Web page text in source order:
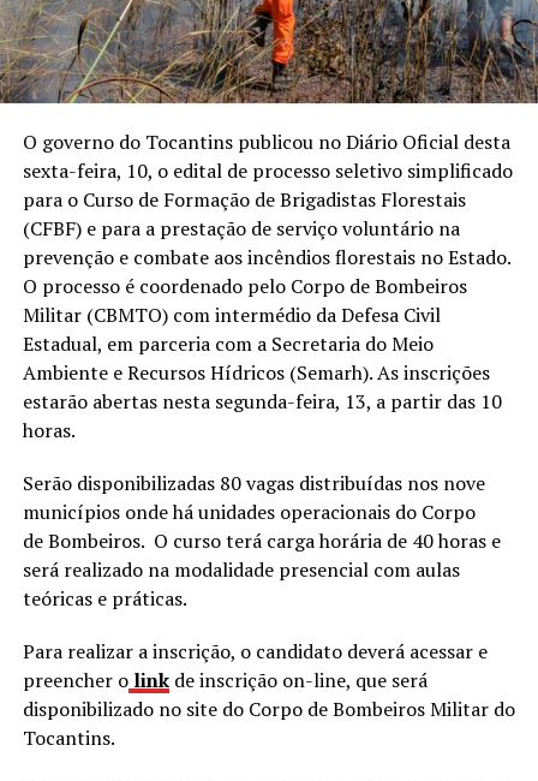
O governo do Tocantins publicou no Diário Oficial desta
sexta-feira, 10, o edital de processo seletivo simplificado
para o Curso de Formação de Brigadistas Florestais
(CFBF) e para a prestação de serviço voluntário na
prevenção e combate aos incêndios florestais no Estado.
O processo é coordenado pelo Corpo de Bombeiros
Militar (CBMTO) com intermédio da Defesa Civil
Estadual, em parceria com a Secretaria do Meio
Ambiente e Recursos Hídricos (Semarh). As inscrições
estarão abertas nesta segunda-feira, 13, a partir das 10
horas.
Serão disponibilizadas 80 vagas distribuídas nos nove
municípios onde há unidades operacionais do Corpo
de Bombeiros. O curso terá carga horária de 40 horas e
será realizado na modalidade presencial com aulas
teóricas e práticas.
Para realizar a inscrição, o candidato deverá acessar e
preencher o linkde inscrição on-line, que será
disponibilizado no site do Corpo de Bombeiros Militar do
Tocantins.